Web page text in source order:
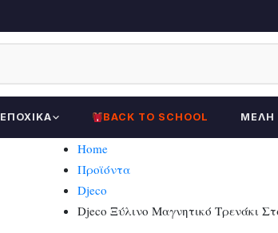
ΕΠΟΧΙΚΆ BACK TO SCHOOL ΜΈΛΗ
Home
Προϊόντα
Djeco
Djeco Ξύλινο Μαγνητικό Τρενάκι